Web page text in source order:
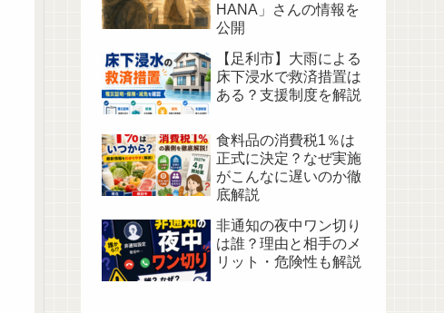
HANA」さんの情報を
公開
【足利市】大雨による
床下浸水で救済措置は
ある？支援制度を解説
食料品の消費税1％は
正式に決定？なぜ実施
がこんなに遅いのか徹
底解説
非通知の夜中ワン切り
は誰？理由と相手のメ
リット・危険性も解説